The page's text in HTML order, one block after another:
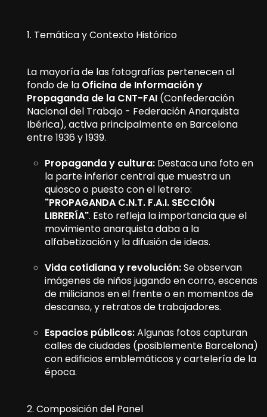
1. Temática y Contexto Histórico
La mayoría de las fotografías pertenecen al
fondo de la Oficina de Información y
Propaganda de la CNT-FAI (Confederación
Nacional del Trabajo - Federación Anarquista
Ibérica), activa principalmente en Barcelona
entre 1936 y 1939.
Propaganda y cultura: Destaca una foto en
la parte inferior central que muestra un
quiosco o puesto con el letrero:
"PROPAGANDA C.N.T. F.A.I. SECCIÓN
LIBRERÍA". Esto refleja la importancia que el
movimiento anarquista daba a la
alfabetización y la difusión de ideas.
Vida cotidiana y revolución:Se observan
imágenes de niños jugando en corro, escenas
de milicianos en el frente o en momentos de
descanso, y retratos de trabajadores.
Espacios públicos:Algunas fotos capturan
calles de ciudades (posiblemente Barcelona)
con edificios emblemáticos y cartelería de la
época.
2. Composición del Panel